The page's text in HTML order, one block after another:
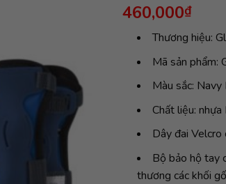
460,000₫
Thương hiệu:
Mã sản phẩm:
Màu sắc: Navy
Chất liệu:
Dây đai Velcro
Bộ bảo hộ tay
thương các khối